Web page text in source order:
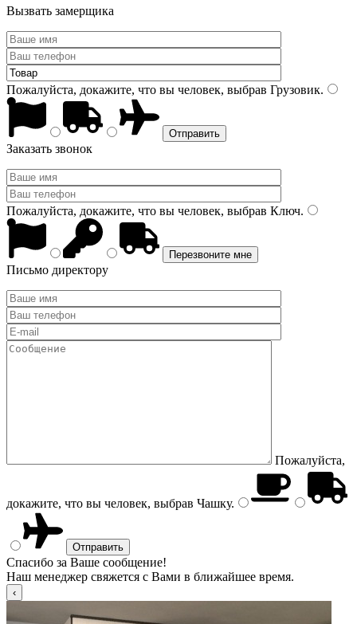
Вызвать замерщика
Пожалуйста, докажите, что вы человек, выбрав Грузовик.
Заказать звонок
Пожалуйста, докажите, что вы человек, выбрав Ключ.
Письмо директору
Пожалуйста,
докажите, что вы человек, выбрав Чашку.
Спасибо за Ваше сообщение!
Наш менеджер свяжется с Вами в ближайшее время.